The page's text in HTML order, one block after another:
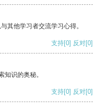
其他学习者交流学习心得。
支持[0] 反对[0]
知识的奥秘。
支持[0] 反对[0]